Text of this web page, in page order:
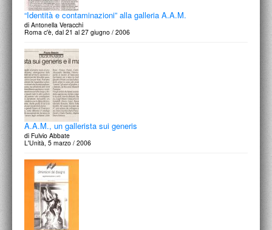
“Identità e contaminazioni” alla galleria A.A.M.
di Antonella Veracchi
Roma c'è, dal 21 al 27 giugno / 2006
A.A.M., un gallerista sui generis
di Fulvio Abbate
L'Unità, 5 marzo / 2006